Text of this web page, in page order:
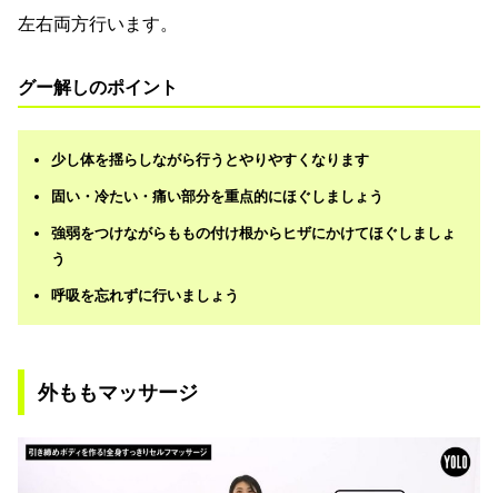
左右両方行います。
グー解しのポイント
少し体を揺らしながら行うとやりやすくなります
固い・冷たい・痛い部分を重点的にほぐしましょう
強弱をつけながらももの付け根からヒザにかけてほぐしましょ
う
呼吸を忘れずに行いましょう
外ももマッサージ